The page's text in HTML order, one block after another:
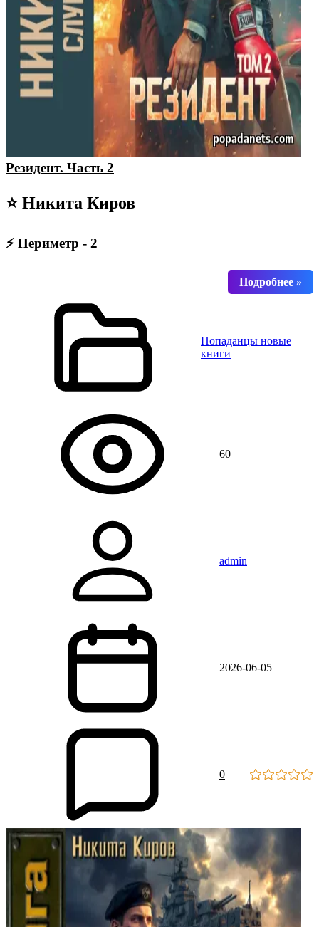
Резидент. Часть 2
⭐ Никита Киров
⚡ Периметр - 2
Попаданцы новые
книги
60
admin
2026-06-05
0